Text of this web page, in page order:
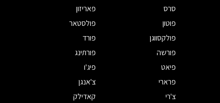
סרס
פאריזון
פוטון
פולסטאר
פולקסווגן
פורד
פורשה
פורתינג
פיאט
פיג'ו
פרארי
צ'אנגן
צ'רי
קאדילק